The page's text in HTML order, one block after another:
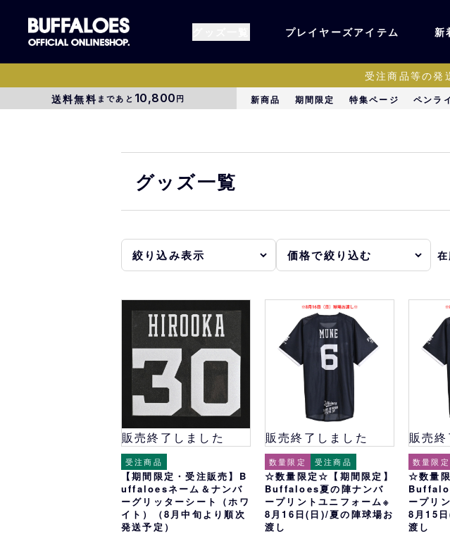
すべてのグッズ オーセンティック
タオル各種 アパレル
コラボグッズ
EC限定販売
1000円以上3000円
オリ達におすすめ
プレイヤーズアイテム 新
受注商品等の発
送料無料まであと 10,800円 新商品 期間限定 特集ページ ペンラ
グッズ一覧
販売終了しました
受注商品
【期間限定・受注販売】B
uffaloesネーム＆ナンバ
ーグリッターシート（ホワ
イト）（8月中旬より順次
発送予定）
販売終了しました
数量限定 受注商品
☆数量限定☆【期間限定】
Buffaloes夏の陣ナンバ
ープリントユニフォーム※
8月16日(日)/夏の陣球場お
渡し
販売
数量限定
☆数量
ープリ
8月15
渡し